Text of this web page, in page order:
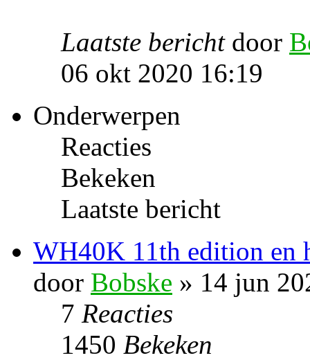
Laatste bericht door
06 okt 2020 16:19
Onderwerpen
Reacties
Bekeken
Laatste bericht
WH40K 11th edition en
door Bobske » 14 jun
7 Reacties
1450 Bekeken